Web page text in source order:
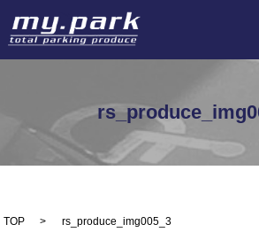
TOP rs_produce_img005_3